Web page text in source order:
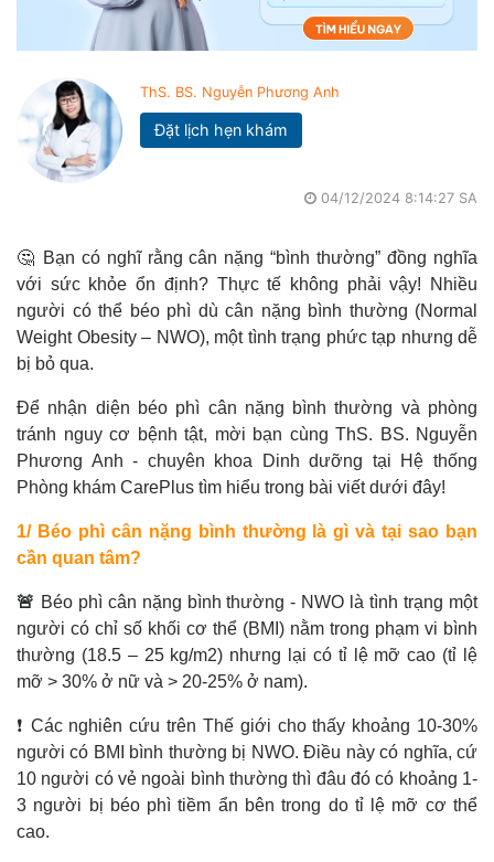
ThS. BS. Nguyễn Phương Anh
Đặt lịch hẹn khám
04/12/2024 8:14:27 SA
🤔 Bạn có nghĩ rằng cân nặng “bình thường” đồng nghĩa
với sức khỏe ổn định? Thực tế không phải vậy! Nhiều
người có thể béo phì dù cân nặng bình thường (Normal
Weight Obesity – NWO), một tình trạng phức tạp nhưng dễ
bị bỏ qua.
Để nhận diện béo phì cân nặng bình thường và phòng
tránh nguy cơ bệnh tật, mời bạn cùng ThS. BS. Nguyễn
Phương Anh - chuyên khoa Dinh dưỡng tại Hệ thống
Phòng khám CarePlus tìm hiểu trong bài viết dưới đây!
1/ Béo phì cân nặng bình thường là gì và tại sao bạn
cần quan tâm?
🚨 Béo phì cân nặng bình thường - NWO là tình trạng một
người có chỉ số khối cơ thể (BMI) nằm trong phạm vi bình
thường (18.5 – 25 kg/m2) nhưng lại có tỉ lệ mỡ cao (tỉ lệ
mỡ > 30% ở nữ và > 20-25% ở nam).
❗ Các nghiên cứu trên Thế giới cho thấy khoảng 10-30%
người có BMI bình thường bị NWO. Điều này có nghĩa, cứ
10 người có vẻ ngoài bình thường thì đâu đó có khoảng 1-
3 người bị béo phì tiềm ẩn bên trong do tỉ lệ mỡ cơ thể
cao.